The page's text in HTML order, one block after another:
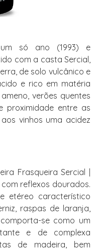
só ano (1993) e
com a casta Sercial,
de solo vulcânico e
e rico em matéria
verões quentes
proximidade entre as
vinhos uma acidez
Frasqueira Sercial |
reflexos dourados.
etéreo característico
raspas de laranja,
se como um
e de complexa
de madeira, bem